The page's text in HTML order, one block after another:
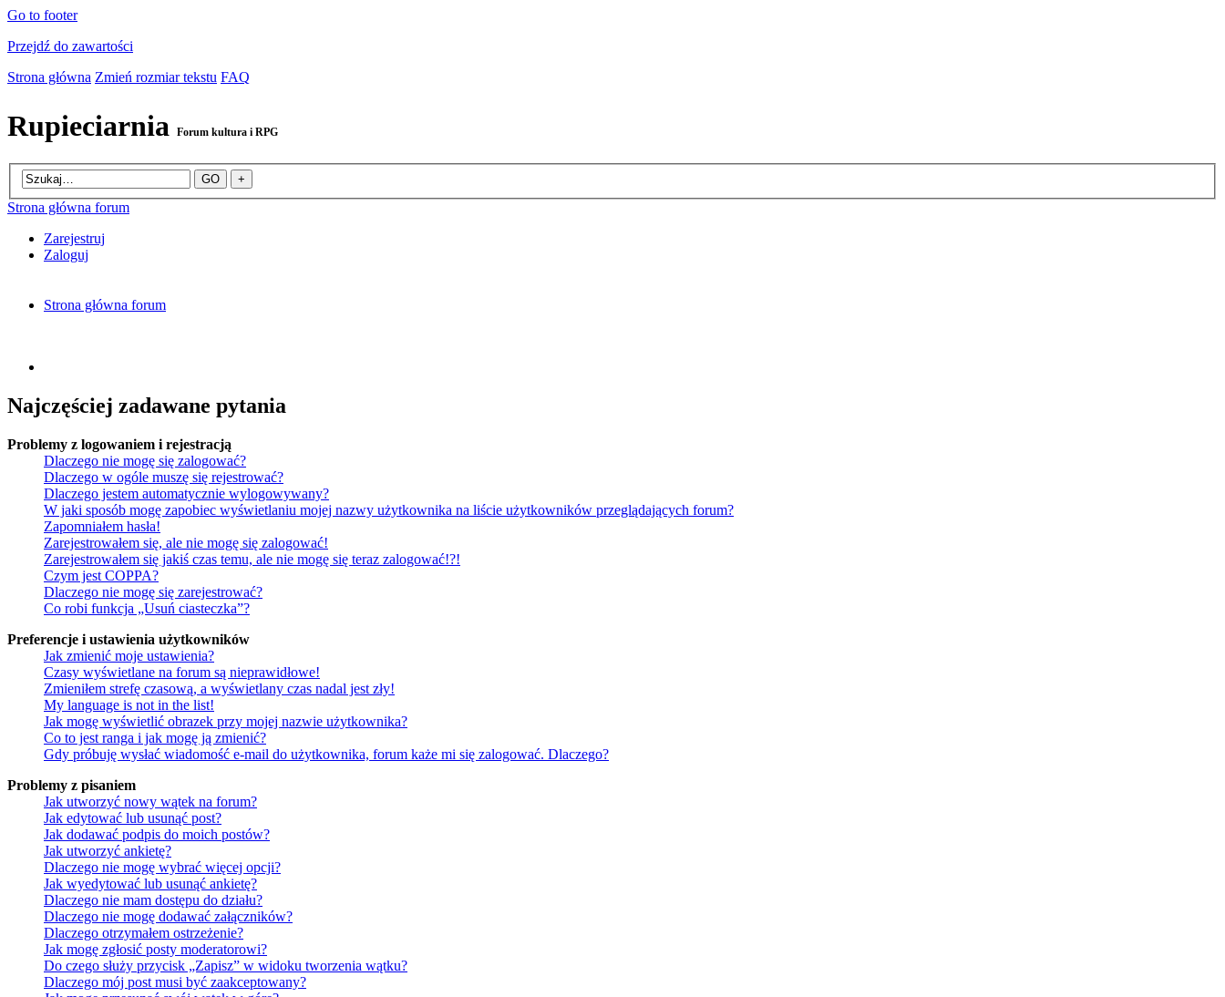
Go to footer
Przejdź do zawartości
Strona główna Zmień rozmiar tekstu FAQ
Rupieciarnia Forum kultura i RPG
Strona główna forum
Zarejestruj
Zaloguj
Strona główna forum
Najczęściej zadawane pytania
Problemy z logowaniem i rejestracją
Dlaczego nie mogę się zalogować?
Dlaczego w ogóle muszę się rejestrować?
Dlaczego jestem automatycznie wylogowywany?
W jaki sposób mogę zapobiec wyświetlaniu mojej nazwy użytkownika na liście użytkowników przeglądających forum?
Zapomniałem hasła!
Zarejestrowałem się, ale nie mogę się zalogować!
Zarejestrowałem się jakiś czas temu, ale nie mogę się teraz zalogować!?!
Czym jest COPPA?
Dlaczego nie mogę się zarejestrować?
Co robi funkcja „Usuń ciasteczka”?
Preferencje i ustawienia użytkowników
Jak zmienić moje ustawienia?
Czasy wyświetlane na forum są nieprawidłowe!
Zmieniłem strefę czasową, a wyświetlany czas nadal jest zły!
My language is not in the list!
Jak mogę wyświetlić obrazek przy mojej nazwie użytkownika?
Co to jest ranga i jak mogę ją zmienić?
Gdy próbuję wysłać wiadomość e-mail do użytkownika, forum każe mi się zalogować. Dlaczego?
Problemy z pisaniem
Jak utworzyć nowy wątek na forum?
Jak edytować lub usunąć post?
Jak dodawać podpis do moich postów?
Jak utworzyć ankietę?
Dlaczego nie mogę wybrać więcej opcji?
Jak wyedytować lub usunąć ankietę?
Dlaczego nie mam dostępu do działu?
Dlaczego nie mogę dodawać załączników?
Dlaczego otrzymałem ostrzeżenie?
Jak mogę zgłosić posty moderatorowi?
Do czego służy przycisk „Zapisz” w widoku tworzenia wątku?
Dlaczego mój post musi być zaakceptowany?